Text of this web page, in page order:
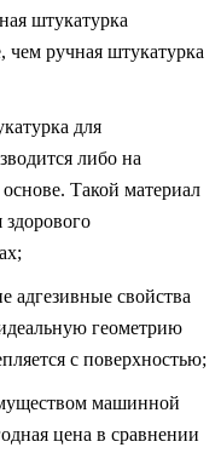
штукатурка
чем ручная штукатурка
для
либо на
Такой материал
здорового
адгезивные свойства
геометрию
с поверхностью;
машинной
цена в сравнении